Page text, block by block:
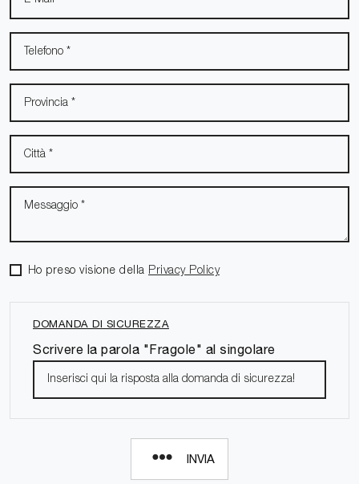
Ho preso visione della Privacy Policy
DOMANDA DI SICUREZZA
Scrivere la parola "Fragole" al singolare
INVIA